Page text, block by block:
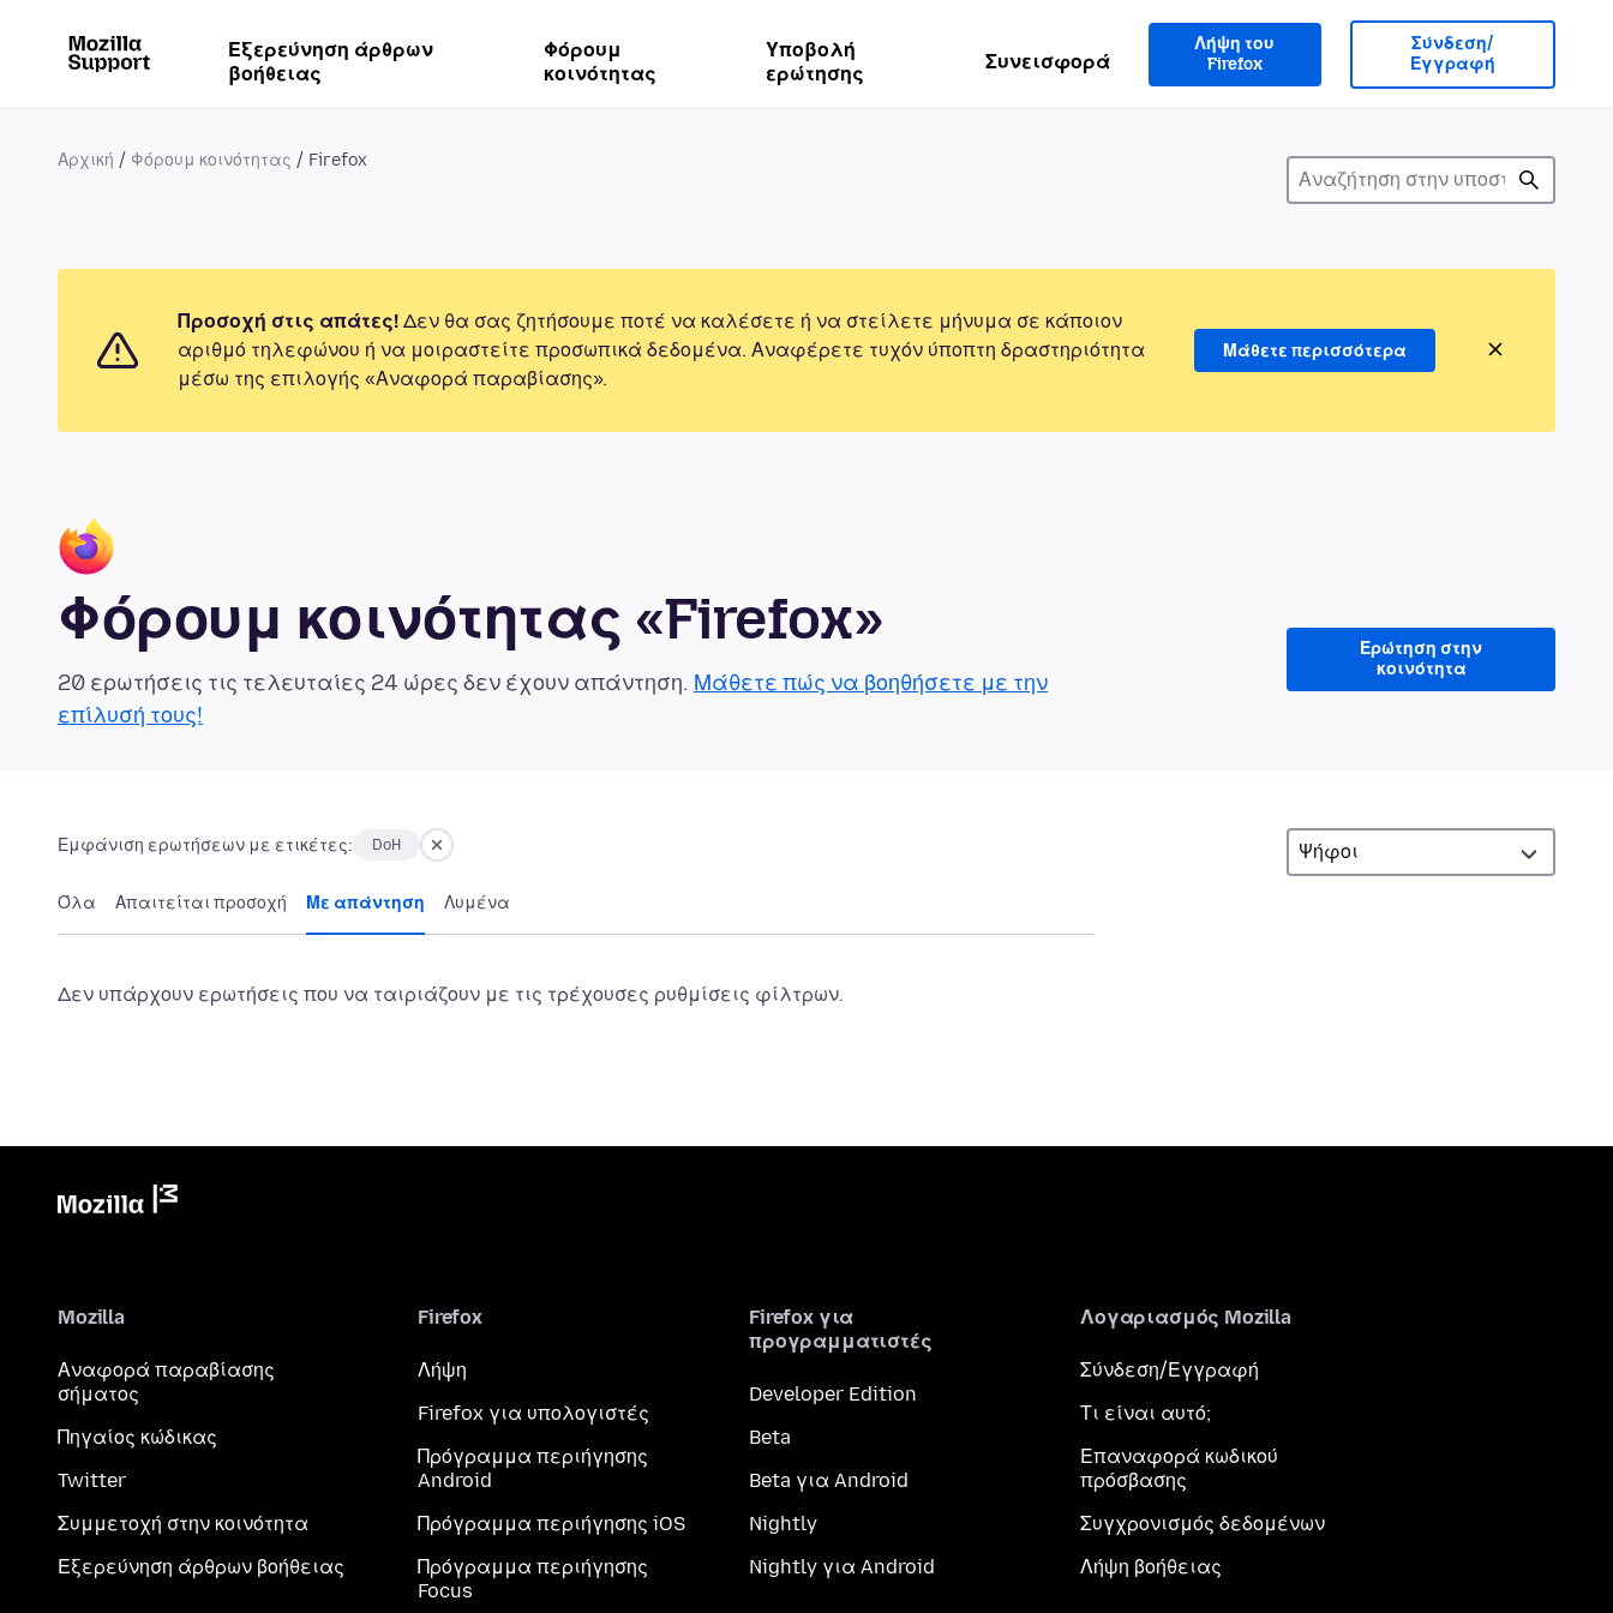
Εξερεύνηση άρθρων
βοήθειας
Φόρουμ
κοινότητας
Υποβολή
ερώτησης
Συνεισφορά
Λήψη του
Firefox
Σύνδεση/
Εγγραφή
Αρχική Φόρουμ κοινότητας Firefox
Προσοχή στις απάτες! Δεν θα σας ζητήσουμε ποτέ να καλέσετε ή να στείλετε μήνυμα σε κάποιον
αριθμό τηλεφώνου ή να μοιραστείτε προσωπικά δεδομένα. Αναφέρετε τυχόν ύποπτη δραστηριότητα
μέσω της επιλογής «Αναφορά παραβίασης».
Μάθετε περισσότερα
Φόρουμ κοινότητας «Firefox»
20 ερωτήσεις τις τελευταίες 24 ώρες δεν έχουν απάντηση. Μάθετε πώς να βοηθήσετε με την
επίλυσή τους!
Ερώτηση στην
κοινότητα
Εμφάνιση ερωτήσεων με ετικέτες: DoH
Όλα Απαιτείται προσοχή Με απάντηση Λυμένα
Δεν υπάρχουν ερωτήσεις που να ταιριάζουν με τις τρέχουσες ρυθμίσεις φίλτρων.
Mozilla
Αναφορά παραβίασης
σήματος
Πηγαίος κώδικας
Twitter
Συμμετοχή στην κοινότητα
Εξερεύνηση άρθρων βοήθειας
Firefox
Λήψη
Firefox για υπολογιστές
Πρόγραμμα περιήγησης
Android
Πρόγραμμα περιήγησης iOS
Πρόγραμμα περιήγησης
Focus
Firefox για
προγραμματιστές
Developer Edition
Beta
Beta για Android
Nightly
Nightly για Android
Λογαριασμός Mozilla
Σύνδεση/Εγγραφή
Τι είναι αυτό;
Επαναφορά κωδικού
πρόσβασης
Συγχρονισμός δεδομένων
Λήψη βοήθειας